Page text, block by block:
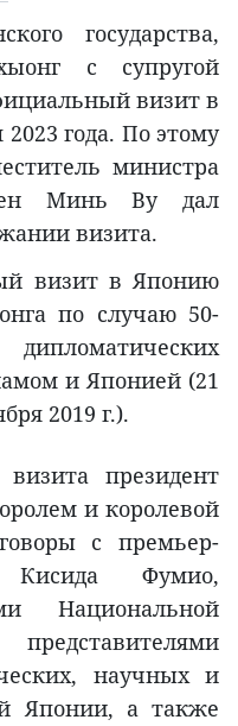
государства,
с супругой
визит в
года. По этому
министра
Минь Ву дал
визита.
визит в Японию
по случаю 50-
и Японией (21
2019 г.).
президент
и королевой
с премьер-
Фумио,
Национальной
научных и
Японии, а также